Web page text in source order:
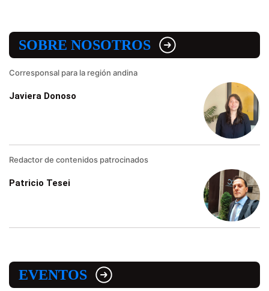
SOBRE NOSOTROS
Corresponsal para la región andina
Javiera Donoso
Redactor de contenidos patrocinados
Patricio Tesei
EVENTOS